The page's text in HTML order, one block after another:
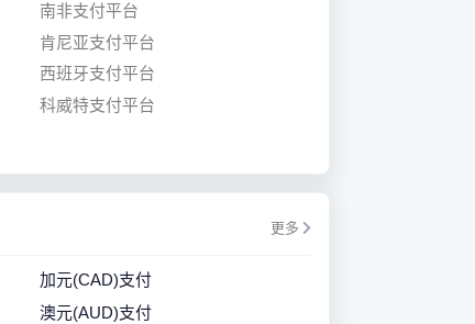
南非支付平台
肯尼亚支付平台
西班牙支付平台
科威特支付平台
更多
加元(CAD)支付
澳元(AUD)支付